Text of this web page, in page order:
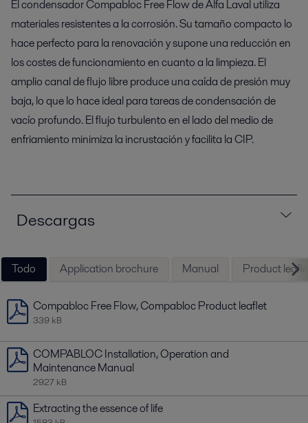
El condensador Compabloc Free Flow de Alfa Laval utiliza
materiales resistentes a la corrosión. Su tamaño compacto lo
hace perfecto para la renovación y supone una reducción en
los costes de funcionamiento en cuanto a la limpieza. El
amplio canal de flujo libre produce una caída de presión muy
baja, lo que lo hace ideal para tareas de condensación de
vacío profundo. El flujo turbulento en el lado del medio de
enfriamiento minimiza la incrustación y facilita la CIP.
Descargas
Todo Application brochure Manual Product
Compabloc Free Flow, Compabloc Product leaflet
339 kB
COMPABLOC Installation, Operation and
Maintenance Manual
2927 kB
Extracting the essence of life